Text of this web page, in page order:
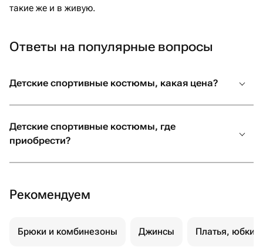
такие же и в живую.
Ответы на популярные вопросы
Детские спортивные костюмы, какая цена?
Детские спортивные костюмы, где
приобрести?
Рекомендуем
Брюки и комбинезоны Джинсы Платья, юбки